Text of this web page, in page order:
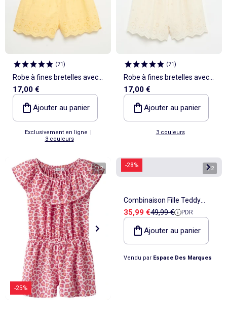
(71)
Robe à fines bretelles avec
broderies all over
17,00 €
Ajouter au panier
Exclusivement en ligne |
3 couleurs
(71)
Robe à fines bretelles avec
broderies all over
17,00 €
Ajouter au panier
3 couleurs
-25%
1/2 -28% 1/2
Combinaison Fille Teddy
Smith
Prix de vente
35,99 €Prix de référence
49,99 € PDR
Ajouter au panier
Vendu par Espace Des Marques